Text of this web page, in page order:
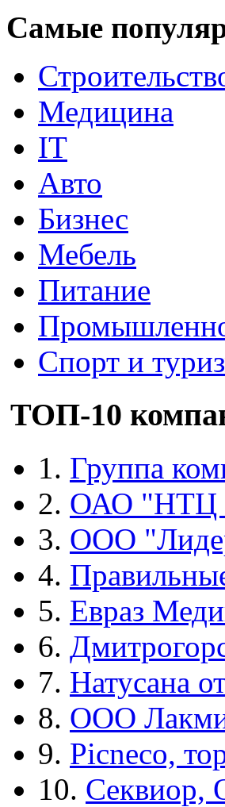
Самые
Медицина
IT
Авто
Бизнес
Мебель
Питание
Спорт и
ТОП-10
1. Группа
2. ОАО "НТЦ
3. ООО
4.
5. Евраз
6.
7. Натусана
8. ООО
9. Picneco,
10. Секвиор,